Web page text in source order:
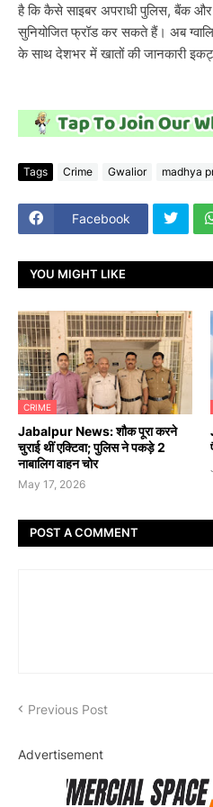
है कि कैसे साइबर अपराधी पुलिस, बैंक
सुनियोजित फ्रॉड कर सकते हैं। अब
के साथ देशभर में खातों की जानकारी
Tags Crime Gwalior madhya
Facebook
YOU MIGHT LIKE
CRIME
Jabalpur News: शौक पूरा करने
चुराई थीं एक्टिवा; पुलिस ने पकड़े 2
नाबालिग वाहन चोर
May 17, 2026
POST A COMMENT
Previous Post
Advertisement